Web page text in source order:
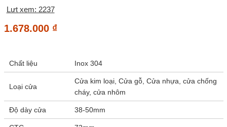
Lưt xem: 2237
1.678.000 ₫
Chất liệu Inox 304
Loại cửa
Cửa kim loại, Cửa gỗ, Cửa nhựa, cửa chống
cháy, cửa nhôm
Độ dày cửa 38-50mm